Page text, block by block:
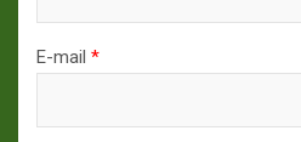
E-mail *